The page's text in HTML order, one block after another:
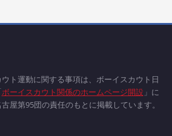
ト運動に関する事項は、ボーイスカウト日
ボーイスカウト関係のホームページ開設」に
屋第95団の責任のもとに掲載しています。